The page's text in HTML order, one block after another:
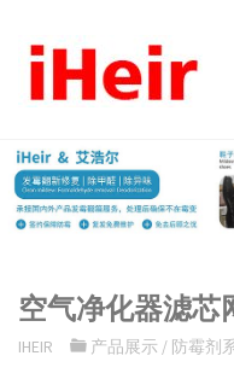
容。
空气净化器滤芯
IHEIR 产品展示 / 防霉剂